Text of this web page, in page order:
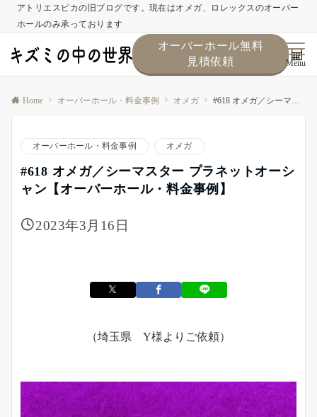
アトリエスピカの旧ブログです。現在はオメガ、ロレックスのオーバー
ホールのみ承っております
オーバーホール無料
見積依頼
Menu
Home オーバーホール・料金事例 オメガ #618 オメガ／シーマスター プラネットオーシャン【オーバーホール・料金事例】
オーバーホール・料金事例 オメガ
#618 オメガ／シーマスター プラネットオーシ
ャン【オーバーホール・料金事例】
2023年3月16日
（埼玉県 Y様よりご依頼）